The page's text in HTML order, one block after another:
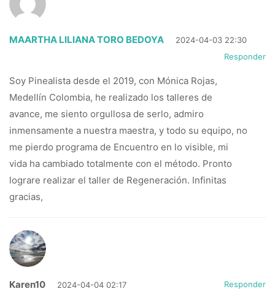
MAARTHA LILIANA TORO BEDOYA
2024-04-03 22:30
Responder
Soy Pinealista desde el 2019, con Mónica Rojas,
Medellín Colombia, he realizado los talleres de
avance, me siento orgullosa de serlo, admiro
inmensamente a nuestra maestra, y todo su equipo, no
me pierdo programa de Encuentro en lo visible, mi
vida ha cambiado totalmente con el método. Pronto
lograre realizar el taller de Regeneración. Infinitas
gracias,
Karen10 2024-04-04 02:17 Responder